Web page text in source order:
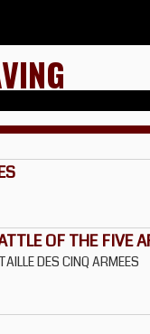
OF THE FIVE
DES CINQ ARMEES